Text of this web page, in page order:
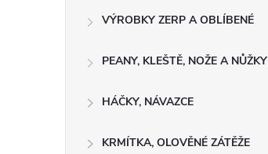
VÝROBKY ZERP A OBLÍBENÉ
PEANY, KLEŠTĚ, NOŽE A NŮŽKY
HÁČKY, NÁVAZCE
KRMÍTKA, OLOVĚNÉ ZÁTĚŽE